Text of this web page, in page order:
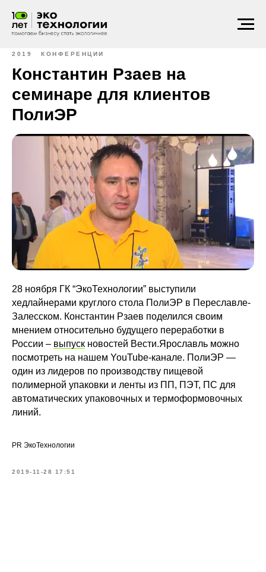
2019 КОНФЕРЕНЦИИ
Константин Рзаев на
семинаре для клиентов
ПолиЭР
28 ноября ГК “ЭкоТехнологии” выступили
хедлайнерами круглого стола ПолиЭР в Переславле-
Залесском. Константин Рзаев поделился своим
мнением относительно будущего переработки в
России – выпуск новостей Вести.Ярославль можно
посмотреть на нашем YouTube-канале. ПолиЭР —
один из лидеров по производству пищевой
полимерной упаковки и ленты из ПП, ПЭТ, ПС для
автоматических упаковочных и термоформовочных
линий.
PR ЭкоТехнологии
2019-11-28 17:51